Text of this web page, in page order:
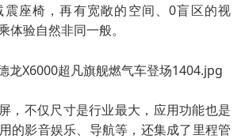
震座椅，再有宽敞的空间、0盲区的视
体验自然非同一般。
，不仅尺寸是行业最大，应用功能也是
的影音娱乐、导航等，还集成了里程管